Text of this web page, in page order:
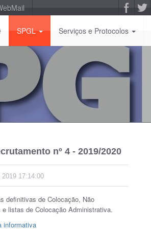
SPGL Serviços e Protocolos
nº 4 - 2019/2020
17:14:00
definitivas de Colocação, Não
listas de Colocação Administrativa.
informativa